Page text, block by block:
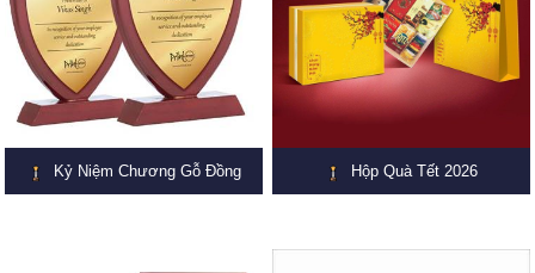
Kỷ Niệm Chương Gỗ Đồng Hộp Quà Tết 2026